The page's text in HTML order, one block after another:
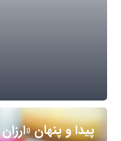
پیدا و پنهان